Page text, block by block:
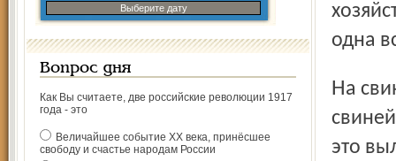
Выберите дату
Вопрос дня
Как Вы считаете, две российские революции 1917
года - это
Величайшее событие ХХ века, принёсшее
свободу и счастье народам России
одна
На свинокомплексе ЗАО «Залесье» – около сорока тысяч
это